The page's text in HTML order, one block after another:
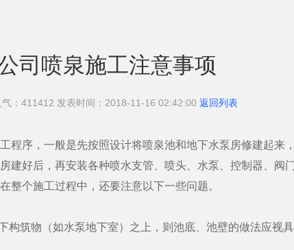
司喷泉施工注意事项
：411412 发表时间：2018-11-16 02:42:00 返回列表
程序，一般是先按照设计将喷泉池和地下水泵房修建起来
建好后，再安装各种喷水支管、喷头、水泵、控制器、阀
整个施工过程中，还要注意以下一些问题。
筑物（如水泵地下室）之上，则池底、池壁的做法应视